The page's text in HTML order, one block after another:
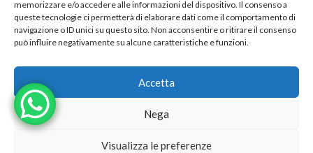
memorizzare e/o accedere alle informazioni del dispositivo. Il consenso a
queste tecnologie ci permetterà di elaborare dati come il comportamento di
navigazione o ID unici su questo sito. Non acconsentire o ritirare il consenso
può influire negativamente su alcune caratteristiche e funzioni.
Accetta
Nega
Visualizza le preferenze
ORARI NEGOZIO
Powered byReal.Pro.Webcopyright© 2026 in collaborazione con
Mac Sistemi